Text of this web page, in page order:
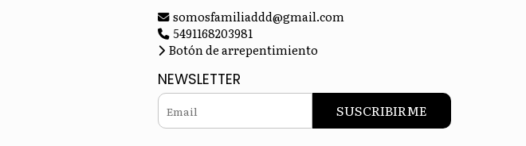
somosfamiliaddd@gmail.com
5491168203981
Botón de arrepentimiento
NEWSLETTER
SUSCRIBIRME